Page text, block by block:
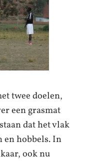
twee doelen,
een grasmat
dat het vlak
en hobbels. In
ook nu